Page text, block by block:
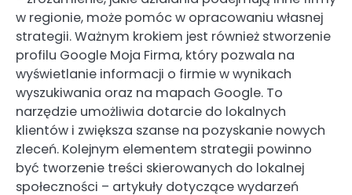
w regionie, może pomóc w opracowaniu własnej
strategii. Ważnym krokiem jest również stworzenie
profilu Google Moja Firma, który pozwala na
wyświetlanie informacji o firmie w wynikach
wyszukiwania oraz na mapach Google. To
narzędzie umożliwia dotarcie do lokalnych
klientów i zwiększa szanse na pozyskanie nowych
zleceń. Kolejnym elementem strategii powinno
być tworzenie treści skierowanych do lokalnej
społeczności – artykuły dotyczące wydarzeń